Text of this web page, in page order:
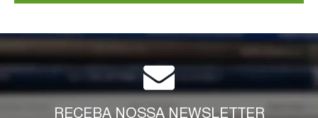
RECEBA NOSSA NEWSLETTER